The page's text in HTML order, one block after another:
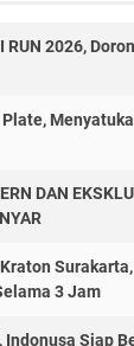
2026,
DAN
Surakarta,
3 Jam
Indonusa Siap